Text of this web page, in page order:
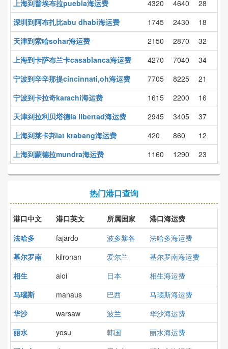
上海到普埃布拉puebla海运费
4320 4640
28
深圳到阿布扎比abu dhabi海运费
1745 2430
18
天津到索哈sohar海运费
2150 2870
32
上海到卡萨布兰卡casablanca海运费
4270 7040
34
宁波到辛辛那提cincinnati,oh海运费
7705 8225
21
宁波到卡拉奇karachi海运费
1615 2200
16
天津到拉利贝塔德la libertad海运费
2945 3405
37
上海到莱卡邦lat krabang海运费
420 860
12
上海到蒙德拉mundra海运费
1160 1290 23
热门港口查询
港口中文 港口英文 所属国家
港口海运费
法哈多
fajardo 波多黎各
法哈多海运费
基尔罗南
kilronan 爱尔兰
基尔罗南海运费
相生
aioi 日本
相生海运费
马瑙斯
manaus 巴西
马瑙斯海运费
华沙
warsaw 波兰
华沙海运费
丽水
yosu 韩国
丽水海运费